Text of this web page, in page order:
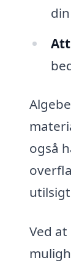
også
Ved